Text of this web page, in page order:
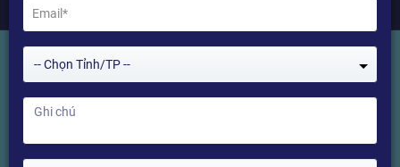
Tìm kiếm Sản phẩm
-- Chọn Tỉnh/TP --